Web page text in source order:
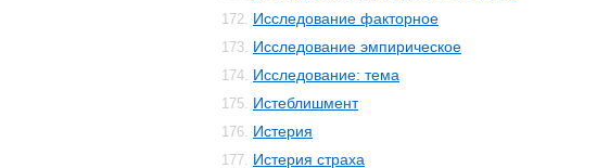
172. Исследование факторное
173. Исследование эмпирическое
174. Исследование: тема
175. Истеблишмент
176. Истерия
177. Истерия страха